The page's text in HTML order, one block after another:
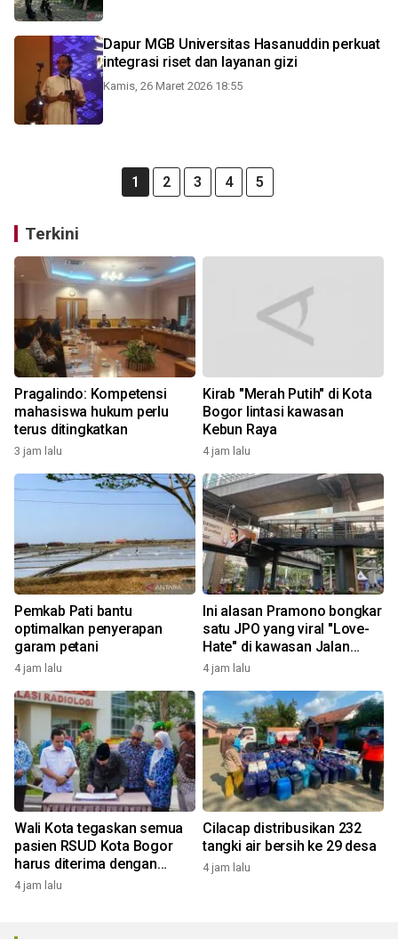
Dapur MGB Universitas Hasanuddin perkuat
integrasi riset dan layanan gizi
Kamis, 26 Maret 2026 18:55
1 2 3 4 5
Terkini
Pragalindo: Kompetensi
mahasiswa hukum perlu
terus ditingkatkan
3 jam lalu
Kirab "Merah Putih" di Kota
Bogor lintasi kawasan
Kebun Raya
4 jam lalu
Pemkab Pati bantu
optimalkan penyerapan
garam petani
4 jam lalu
Ini alasan Pramono bongkar
satu JPO yang viral "Love-
Hate" di kawasan Jalan
Rasuna Said
4 jam lalu
Wali Kota tegaskan semua
pasien RSUD Kota Bogor
harus diterima dengan
profesional
4 jam lalu
Cilacap distribusikan 232
tangki air bersih ke 29 desa
4 jam lalu